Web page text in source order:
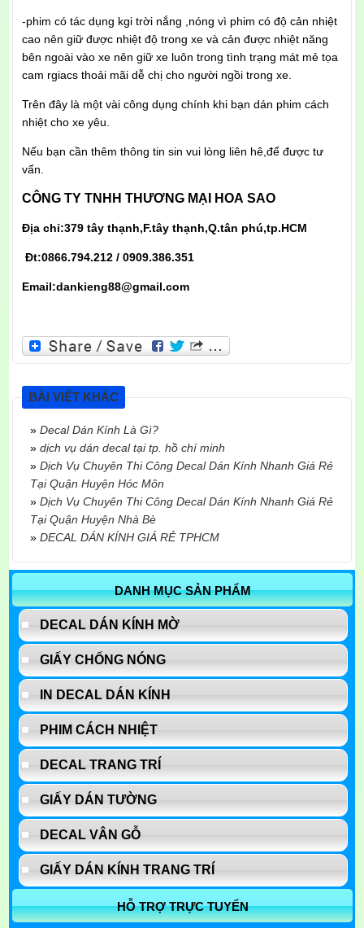
-phim có tác dụng kgi trời nắng ,nóng vì phim có độ cản nhiệt
cao nên giữ được nhiệt độ trong xe và cản được nhiệt năng
bên ngoài vào xe nên giữ xe luôn trong tình trạng mát mẻ tọa
cam rgiacs thoải mãi dễ chị cho người ngồi trong xe.
Trên đây là một vài công dụng chính khi bạn dán phim cách
nhiệt cho xe yêu.
Nếu bạn cần thêm thông tin sin vui lòng liên hê,để được tư
vấn.
CÔNG TY TNHH THƯƠNG MẠI HOA SAO
Địa chỉ:379 tây thạnh,F.tây thạnh,Q.tân phú,tp.HCM
Đt:0866.794.212 / 0909.386.351
Email:dankieng88@gmail.com
BÀI VIẾT KHÁC
» Decal Dán Kính Là Gì?
» dịch vụ dán decal tại tp. hồ chí minh
» Dịch Vụ Chuyên Thi Công Decal Dán Kính Nhanh Giá Rẻ
Tại Quận Huyện Hóc Môn
» Dịch Vụ Chuyên Thi Công Decal Dán Kính Nhanh Giá Rẻ
Tại Quận Huyện Nhà Bè
» DECAL DÁN KÍNH GIÁ RẺ TPHCM
DANH MỤC SẢN PHẨM
DECAL DÁN KÍNH MỜ
GIẤY CHỐNG NÓNG
IN DECAL DÁN KÍNH
PHIM CÁCH NHIỆT
DECAL TRANG TRÍ
GIẤY DÁN TƯỜNG
DECAL VÂN GỖ
GIẤY DÁN KÍNH TRANG TRÍ
HỖ TRỢ TRỰC TUYẾN